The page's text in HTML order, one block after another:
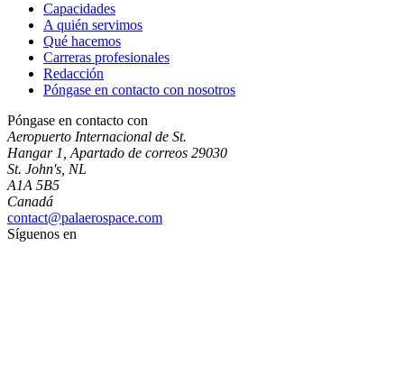
Capacidades
A quién servimos
Qué hacemos
Carreras profesionales
Redacción
Póngase en contacto con nosotros
Póngase en contacto con
Aeropuerto Internacional de St.
Hangar 1, Apartado de correos 29030
St. John's, NL
A1A 5B5
Canadá
contact@palaerospace.com
Síguenos en